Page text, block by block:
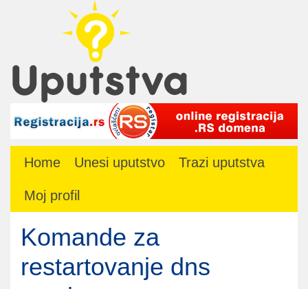
Home Unesi uputstvo Trazi uputstva
Moj profil
Komande za
restartovanje dns